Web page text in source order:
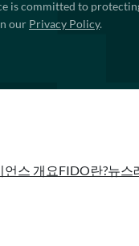
is committed to
our Privacy Policy.
언스 개요FIDO란?뉴스